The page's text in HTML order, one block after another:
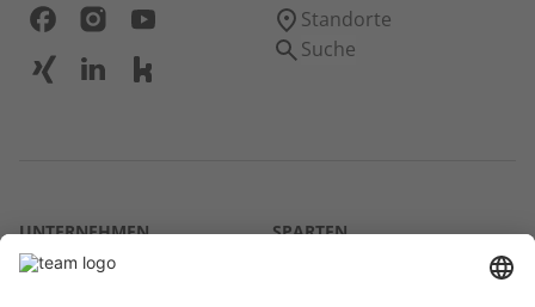
Standorte
Suche
UNTERNEHMEN
Über uns
SPARTEN